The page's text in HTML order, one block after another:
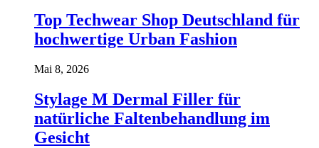
Top Techwear Shop Deutschland für
hochwertige Urban Fashion
Mai 8, 2026
Stylage M Dermal Filler für
natürliche Faltenbehandlung im
Gesicht